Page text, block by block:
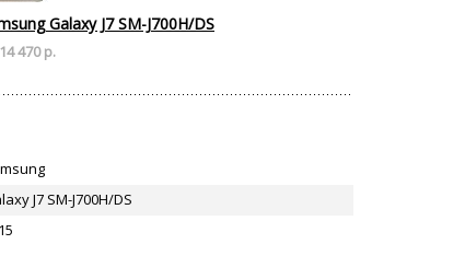
Galaxy J7 SM-J700H/DS
470 р.
J7 SM-J700H/DS